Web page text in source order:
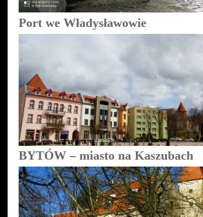
Port we Władysławowie
BYTÓW – miasto na Kaszubach